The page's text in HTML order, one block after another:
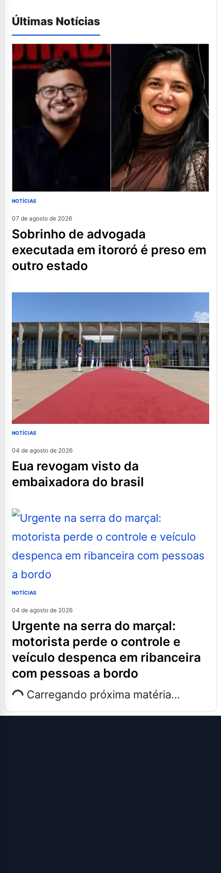
Últimas Notícias
NOTÍCIAS
07 de agosto de 2026
sobrinho de advogada
executada em itororó é preso em
outro estado
NOTÍCIAS
04 de agosto de 2026
eua revogam visto da
embaixadora do brasil
NOTÍCIAS
04 de agosto de 2026
urgente na serra do marçal:
motorista perde o controle e
veículo despenca em ribanceira
com pessoas a bordo
Carregando próxima matéria...